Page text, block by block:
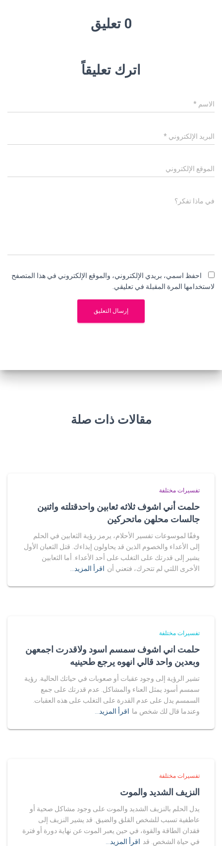
0 تعليق
اترك تعليقاً
الاسم *
البريد الإلكتروني *
الموقع الإلكتروني
في ماذا تفكر؟
احفظ اسمي، بريدي الإلكتروني، والموقع الإلكتروني في هذا المتصفح
لاستخدامها المرة المقبلة في تعليقي.
مقالات ذات صلة
تفسيرات مختلفة
حلمت أني اشوف ثلاثه ثعابين واحدقتلته واثنين
جالسات محلهن ماتحركين
وفقًا لموسوعات تفسير الأحلام، يرمز رؤية الثعابين في الحلم
إلى الأعداء والخصوم الذين قد يحاولون إيذاءك. قتل الثعبان الأول
يشير إلى قدرتك على التغلب على أحد الأعداء. أما الثعابين
الأخرى اللتي لم تتحرك، فتعني أن اقرأ المزيد…
تفسيرات مختلفة
حلمت اني اشوف سمسم اسود ولاقدرت اجمعهن
وبعدين واحد قالي انهوه يرجع طحينيه
تشير الرؤية إلى وجود عقبات أو صعوبات في حياتك الحالية. رؤية
سمسم أسود يمثل العناء والمشاكل. عدم قدرتك على جمع
السمسم يدل على عدم القدرة على التغلب على هذه العقبات.
وعندما قال لك شخص ما اقرأ المزيد…
تفسيرات مختلفة
النزيف الشديد والموت
يدل الحلم بالنزيف الشديد والموت على وجود مشاكل صحية أو
عاطفية تسبب للشخص القلق والضيق. قد يشير النزيف إلى
فقدان الطاقة والقوة، في حين يعبر الموت عن نهاية دورة أو فترة
في حياة الشخص. قد اقرأ المزيد…